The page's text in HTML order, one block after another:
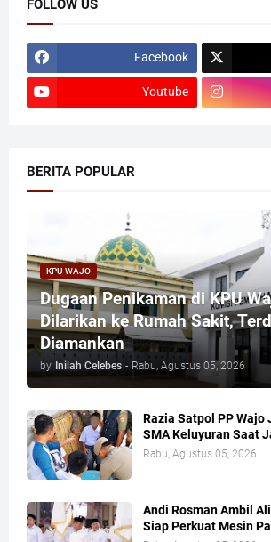
FOLLOW US
Facebook
Youtube
BERITA POPULAR
KPU WAJO
Dugaan Penikaman di KPU
Dilarikan ke Rumah Sakit,
Diamankan
by Inilah Celebes - Rabu, Agustus 05, 2026
Razia Satpol PP Wajo
SMA Keluyuran Saat
Rabu, Agustus 05, 2026
Andi Rosman Ambil
Siap Perkuat Mesin